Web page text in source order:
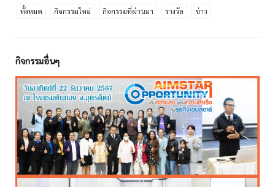
ทั้งหมด กิจกรรมใหม่ กิจกรรมที่ผ่านมา รางวัล ข่าว
กิจกรรมอื่นๆ